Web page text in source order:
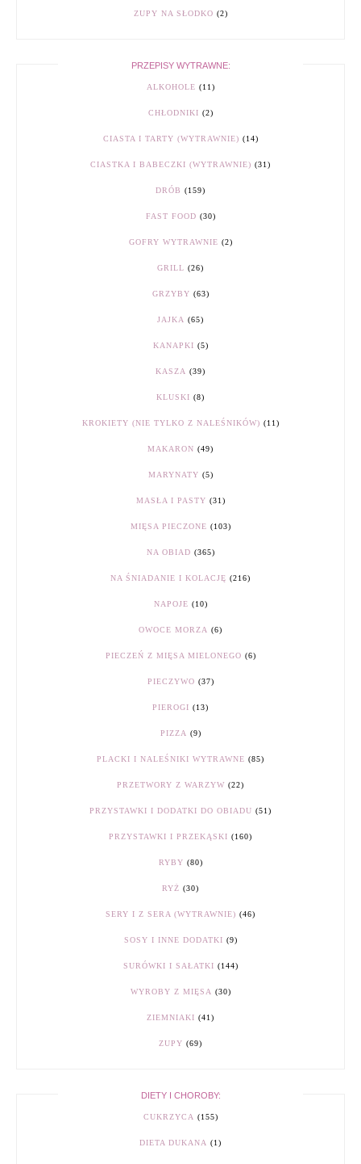
ZUPY NA SŁODKO (2)
PRZEPISY WYTRAWNE:
ALKOHOLE (11)
CHŁODNIKI (2)
CIASTA I TARTY (WYTRAWNIE) (14)
CIASTKA I BABECZKI (WYTRAWNIE) (31)
DRÓB (159)
FAST FOOD (30)
GOFRY WYTRAWNIE (2)
GRILL (26)
GRZYBY (63)
JAJKA (65)
KANAPKI (5)
KASZA (39)
KLUSKI (8)
KROKIETY (NIE TYLKO Z NALEŚNIKÓW) (11)
MAKARON (49)
MARYNATY (5)
MASŁA I PASTY (31)
MIĘSA PIECZONE (103)
NA OBIAD (365)
NA ŚNIADANIE I KOLACJĘ (216)
NAPOJE (10)
OWOCE MORZA (6)
PIECZEŃ Z MIĘSA MIELONEGO (6)
PIECZYWO (37)
PIEROGI (13)
PIZZA (9)
PLACKI I NALEŚNIKI WYTRAWNE (85)
PRZETWORY Z WARZYW (22)
PRZYSTAWKI I DODATKI DO OBIADU (51)
PRZYSTAWKI I PRZEKĄSKI (160)
RYBY (80)
RYŻ (30)
SERY I Z SERA (WYTRAWNIE) (46)
SOSY I INNE DODATKI (9)
SURÓWKI I SAŁATKI (144)
WYROBY Z MIĘSA (30)
ZIEMNIAKI (41)
ZUPY (69)
DIETY I CHOROBY:
CUKRZYCA (155)
DIETA DUKANA (1)